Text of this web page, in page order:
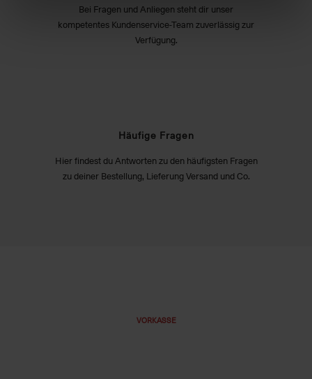
Bei Fragen und Anliegen steht dir unser
kompetentes Kundenservice-Team zuverlässig zur
Verfügung.
Häufige Fragen
Hier findest du Antworten zu den häufigsten Fragen
zu deiner Bestellung, Lieferung Versand und Co.
VORKASSE